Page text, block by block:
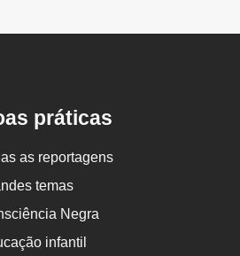
práticas
as reportagens
temas
Negra
infantil